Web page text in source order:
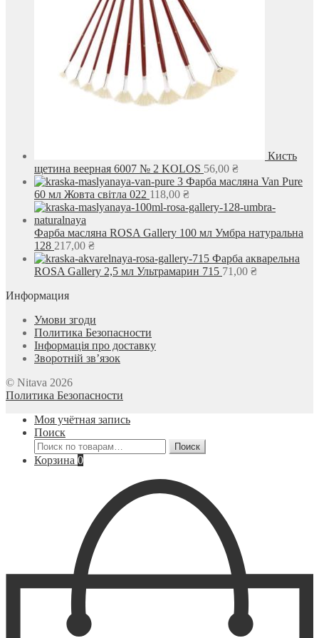
Кисть
щетина веерная 6007 № 2 KOLOS 56,00 ₴
Фарба масляна Van Pure
60 мл Жовта світла 022 118,00 ₴
Фарба масляна ROSA Gallery 100 мл Умбра натуральна
128 217,00 ₴
Фарба акварельна
ROSA Gallery 2,5 мл Ультрамарин 715 71,00 ₴
Информация
Умови згоди
Политика Безопасности
Інформація про доставку
Зворотній зв’язок
© Nitava 2026
Политика Безопасности
Моя учётная запись
Поиск
Искать:
Поиск
Корзина 0